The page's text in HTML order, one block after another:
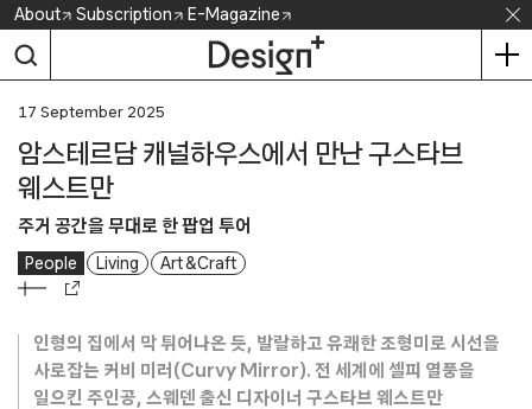
Skip
content
About Subscription E-Magazine
17 September 2025
암스테르담 캐널하우스에서 만난 구스타브
웨스트만
주거 공간을 무대로 한 팝업 투어
People Living Art & Craft
인형의 집에서 막 튀어나온 듯, 발랄하고 유쾌한 조형미로 시선을
사로잡는 커비 미러(Curvy Mirror). 전 세계에 셀피 열풍을
일으킨 주인공, 스웨덴 출신 디자이너 구스타브 웨스트만